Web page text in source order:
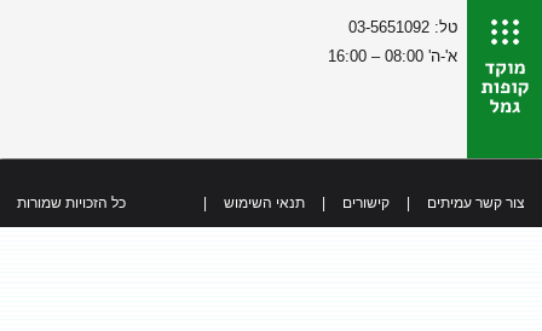
טל: 03-5651092
א'-ה' 08:00 – 16:00
צור קשר עמיתים קישורים תנאי השימוש כל הזכויות שמורות